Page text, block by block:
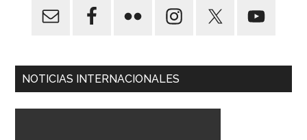
NOTICIAS INTERNACIONALES